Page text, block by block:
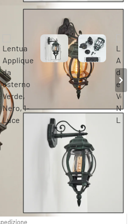
esterno Verde, Nero, 1-